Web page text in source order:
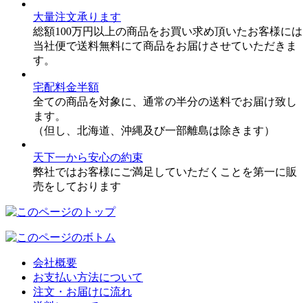
大量注文承ります
総額100万円以上の商品をお買い求め頂いたお客様には
当社便で送料無料にて商品をお届けさせていただきま
す。
宅配料金半額
全ての商品を対象に、通常の半分の送料でお届け致し
ます。
（但し、北海道、沖縄及び一部離島は除きます）
天下一から安心の約束
弊社ではお客様にご満足していただくことを第一に販
売をしております
会社概要
お支払い方法について
注文・お届けに流れ